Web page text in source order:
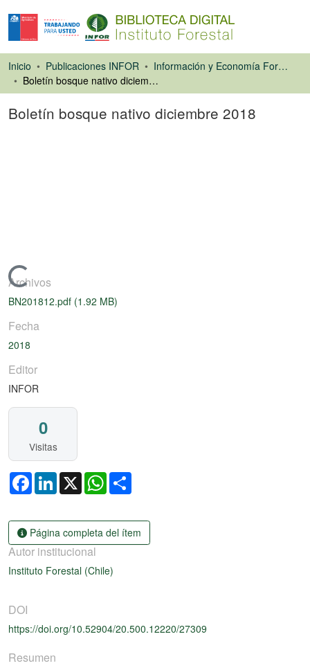
Inicio Publicaciones INFOR
Información y Economía Forestal
Boletín bosque nativo diciembre 2018
Boletín bosque nativo diciembre 2018
Cargando...
Archivos
BN201812.pdf (1.92 MB)
Fecha
2018
Editor
INFOR
0
Visitas
FacebookLinkedIn
X WhatsApp
Página completa del ítem
Autor institucional
Instituto Forestal (Chile)
DOI
https://doi.org/10.52904/20.500.12220/27309
Resumen